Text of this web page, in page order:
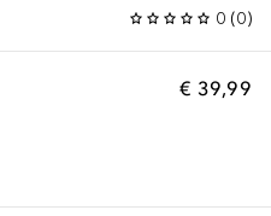
0 (0)
€ 39,99